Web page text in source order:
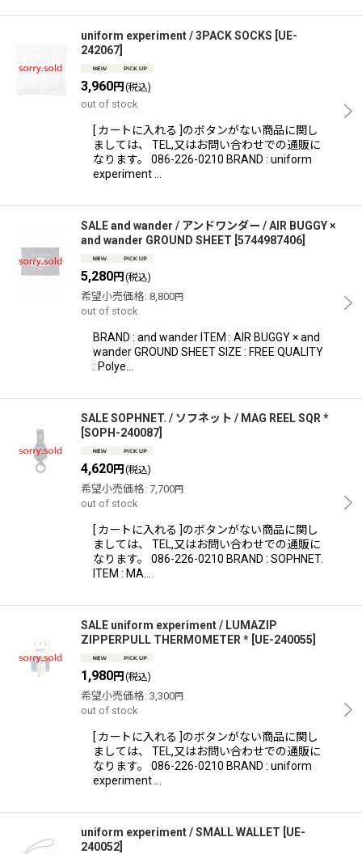
uniform experiment / 3PACK SOCKS UE-
242067
3,960円 (税込)
out of stock
[ カートに入れる ]のボタンがない商品に関し
ましては、 TEL,又はお問い合わせでの通販に
なります。 086-226-0210 BRAND : uniform
experiment …
SALE and wander / アンドワンダー / AIR BUGGY ×
and wander GROUND SHEET 5744987406
5,280円 (税込)
希望小売価格: 8,800円
out of stock
BRAND : and wander ITEM : AIR BUGGY × and
wander GROUND SHEET SIZE : FREE QUALITY
: Polye…
SALE SOPHNET. / ソフネット / MAG REEL SQR *
SOPH-240087
4,620円 (税込)
希望小売価格: 7,700円
out of stock
[ カートに入れる ]のボタンがない商品に関し
ましては、 TEL,又はお問い合わせでの通販に
なります。 086-226-0210 BRAND : SOPHNET.
ITEM : MA…
SALE uniform experiment / LUMAZIP
ZIPPERPULL THERMOMETER * UE-240055
1,980円 (税込)
希望小売価格: 3,300円
out of stock
[ カートに入れる ]のボタンがない商品に関し
ましては、 TEL,又はお問い合わせでの通販に
なります。 086-226-0210 BRAND : uniform
experiment …
uniform experiment / SMALL WALLET UE-
240052